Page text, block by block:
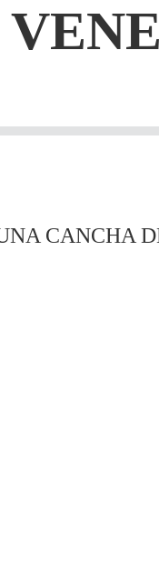
CANCHA